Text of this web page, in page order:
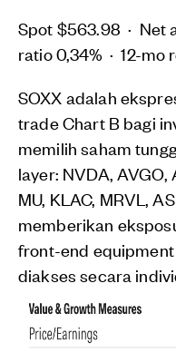
Spot $563.98 · Net
ratio 0,34% · 12-mo
SOXX adalah
trade Chart B bagi
memilih saham
layer: NVDA, AVGO,
MU, KLAC, MRVL,
memberikan
front-end equipment
diakses secara